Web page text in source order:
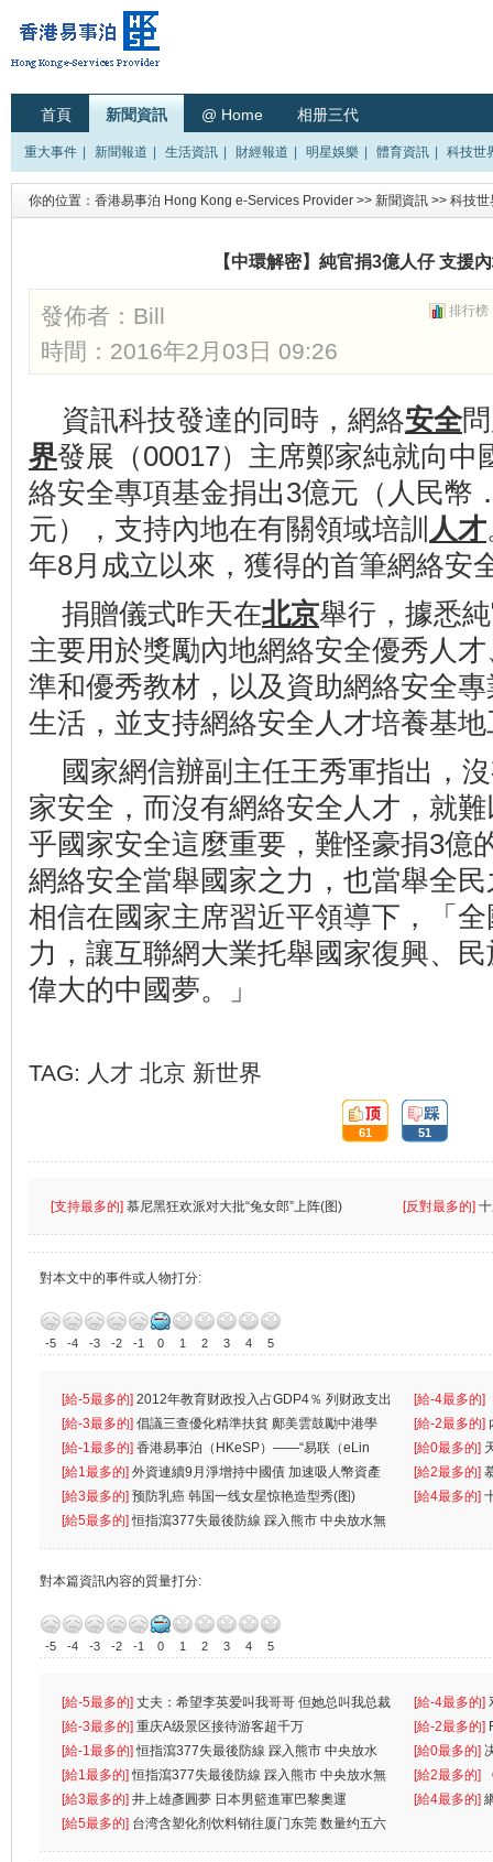
首頁 新聞資訊 @ Home 相册三代
重大事件 新聞報道 生活資訊 財經報道 明星娛樂 體育資訊 科技世
你的位置： 香港易事泊 Hong Kong e-Services Provider >> 新聞資訊 >> 科技世
【中環解密】純官捐3億人仔 支援
排行榜
發佈者： Bill
時間：2016年2月03日 09:26
資訊科技發達的同時，網絡安全
界發展（00017）主席鄭家純就向中
絡安全專項基金捐出3億元（人民幣
元），支持內地在有關領域培訓 人才
年8月成立以來，獲得的首筆網絡安
捐贈儀式昨天在北京舉行，據悉
主要用於獎勵內地網絡安全優秀人
準和優秀教材，以及資助網絡安全
生活，並支持網絡安全人才培養基
國家網信辦副主任王秀軍指出，
家安全，而沒有網絡安全人才，就
乎國家安全這麼重要，難怪豪捐3億
網絡安全當舉國家之力，也當舉全
相信在國家主席習近平領導下，「
力，讓互聯網大業托舉國家復興、
偉大的中國夢。」
TAG: 人才 北京 新世界
頂:
61
踩:
51
[支持最多的] 慕尼黑狂欢派对大批“兔女郎”上阵(图) [反對最多的]
對本文中的事件或人物打分:
-5 -4 -3 -2 -1 0 1 2 3 4 5
[給-5最多的] 2012年教育财政投入占GDP4％ 列财政支出
首位
[給-4最多的]
一
[給-3最多的] 倡議三查優化精準扶貧 鄺美雲鼓勵中港學
生
[給-2最多的]
人
[給-1最多的] 香港易事泊（HKeSP）——“易联（eLin
k）”项目
[給0最多的]
[給1最多的] 外資連續9月淨增持中國債 加速吸人幣資產 [給2最多的]
[給3最多的] 预防乳癌 韩国一线女星惊艳造型秀(图) [給4最多的]
[給5最多的]恒指瀉377失最後防線 踩入熊市 中央放水無
對本篇資訊內容的質量打分:
-5 -4 -3 -2 -1 0 1 2 3 4 5
[給-5最多的] 丈夫：希望李英爱叫我哥哥 但她总叫我总裁
先
[給-4最多的]
离
[給-3最多的] 重庆A级景区接待游客超千万 [給-2最多的]
[給-1最多的]恒指瀉377失最後防線 踩入熊市 中央放水
無
[給0最多的]
[給1最多的]恒指瀉377失最後防線 踩入熊市 中央放水無 [給2最多的]
[給3最多的] 井上雄彥圓夢 日本男籃進軍巴黎奧運 [給4最多的]
[給5最多的] 台湾含塑化剂饮料销往厦门东莞 数量约五六